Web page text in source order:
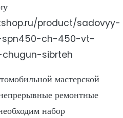
product/sadovyy-
spn450-ch-450-vt-
sibrteh
мастерской
ремонтные
набор